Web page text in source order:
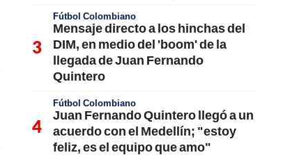
Fútbol Colombiano
Mensaje directo a los hinchas del
DIM, en medio del 'boom' de la
llegada de Juan Fernando
Quintero
Fútbol Colombiano
Juan Fernando Quintero llegó a un
acuerdo con el Medellín; "estoy
feliz, es el equipo que amo"